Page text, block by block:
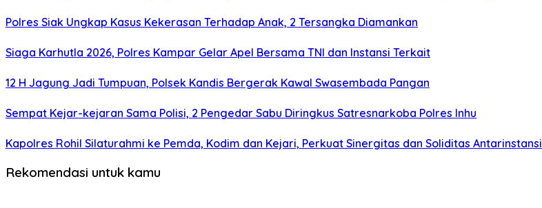
Polres Siak Ungkap Kasus Kekerasan Terhadap Anak, 2 Tersangka Diamankan
Siaga Karhutla 2026, Polres Kampar Gelar Apel Bersama TNI dan Instansi Terkait
12 H Jagung Jadi Tumpuan, Polsek Kandis Bergerak Kawal Swasembada Pangan
Sempat Kejar-kejaran Sama Polisi, 2 Pengedar Sabu Diringkus Satresnarkoba Polres Inhu
Kapolres Rohil Silaturahmi ke Pemda, Kodim dan Kejari, Perkuat Sinergitas dan Soliditas Antarinstansi
Rekomendasi untuk kamu